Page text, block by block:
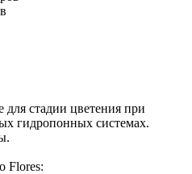
для стадии цветения при
гидропонных системах.
Flores: